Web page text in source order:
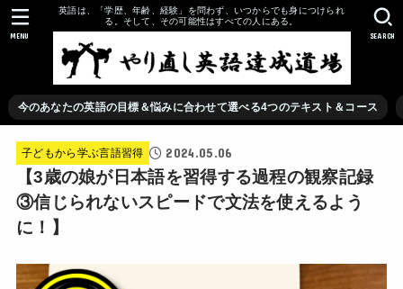
英語は、「学歴、年齢、経験」を問わず、いつからでも身につけられ
る。そして、その可能性はすべての人にある。
今のあなたの英語の目標＆悩みに合わせて選べる4つのテキスト＆コース
SEARCH
MENU
子どもから学ぶ言語習得 2024.05.06
【3歳の娘が日本語を習得する過程の観察記録
③信じられないスピードで文法を使えるよう
に！】